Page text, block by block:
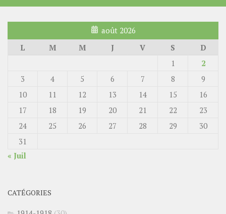
août 2026
L
M M J V S
D
1
2
3
4 5 6 7 8
9
10
11 12 13 14 15
16
17
18 19 20 21 22
23
24
25 26 27 28 29
30
31
« Juil
CATÉGORIES